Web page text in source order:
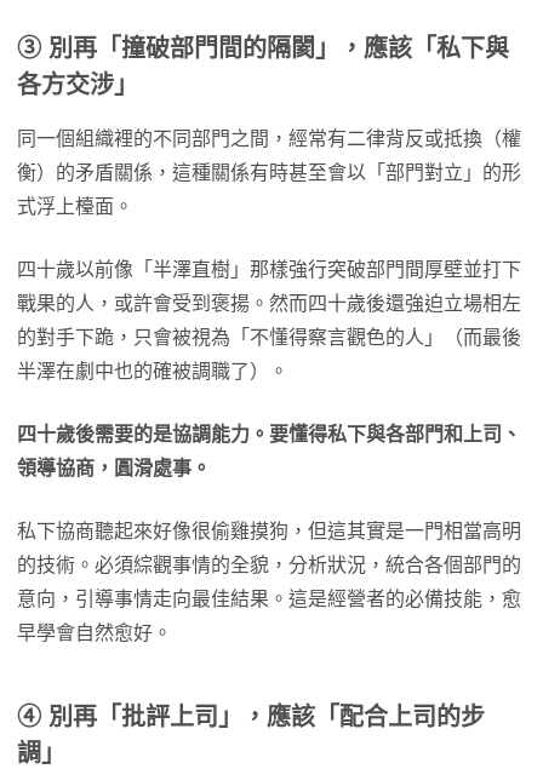
③ 別再「撞破部門間的隔閡」，應該「私下與
各方交涉」
同一個組織裡的不同部門之間，經常有二律背反或抵換（權
衡）的矛盾關係，這種關係有時甚至會以「部門對立」的形
式浮上檯面。
四十歲以前像「半澤直樹」那樣強行突破部門間厚壁並打下
戰果的人，或許會受到褒揚。然而四十歲後還強迫立場相左
的對手下跪，只會被視為「不懂得察言觀色的人」（而最後
半澤在劇中也的確被調職了）。
四十歲後需要的是協調能力。要懂得私下與各部門和上司、
領導協商，圓滑處事。
私下協商聽起來好像很偷雞摸狗，但這其實是一門相當高明
的技術。必須綜觀事情的全貌，分析狀況，統合各個部門的
意向，引導事情走向最佳結果。這是經營者的必備技能，愈
早學會自然愈好。
④ 別再「批評上司」，應該「配合上司的步
調」